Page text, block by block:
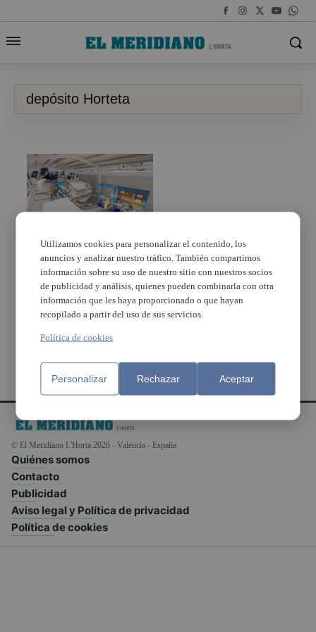
depósito Horteta
Torrent trabaja en la
construcción de la
nueva estación de
tratamiento de agua
potable en el depósito
Horteta
© El Meridiano L'Horta 2026 - Valencia - España
Quiénes somos
Contacto
Publicidad
Aviso legal y Política de privacidad
Política de cookies
Utilizamos cookies para personalizar el contenido, los
anuncios y analizar nuestro tráfico. También compartimos
información sobre su uso de nuestro sitio con nuestros socios
de publicidad y análisis, quienes pueden combinarla con otra
información que les haya proporcionado o que hayan
recopilado a partir del uso de sus servicios.
Política de cookies
Personalizar Rechazar Aceptar